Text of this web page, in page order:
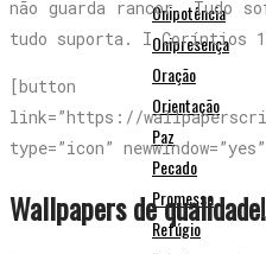
Onipotência
Onipresença
Oração
Orientação
Paz
Pecado
Promessa
Refúgio
não guarda rancor. Tudo
tudo suporta. I Coríntios
[button
link=”https://
type=”icon”
Wallpapers de